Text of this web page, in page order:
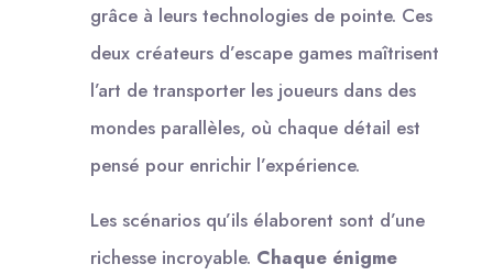
grâce à leurs technologies de pointe. Ces
deux créateurs d’escape games maîtrisent
l’art de transporter les joueurs dans des
mondes parallèles, où chaque détail est
pensé pour enrichir l’expérience.
Les scénarios qu’ils élaborent sont d’une
richesse incroyable. Chaque énigme